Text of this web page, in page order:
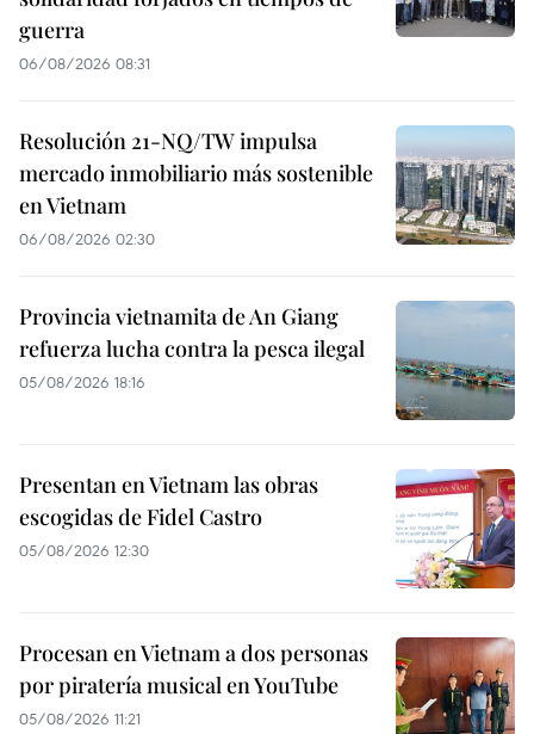
guerra
06/08/2026 08:31
Resolución 21-NQ/TW impulsa
mercado inmobiliario más sostenible
en Vietnam
06/08/2026 02:30
Provincia vietnamita de An Giang
refuerza lucha contra la pesca ilegal
05/08/2026 18:16
Presentan en Vietnam las obras
escogidas de Fidel Castro
05/08/2026 12:30
Procesan en Vietnam a dos personas
por piratería musical en YouTube
05/08/2026 11:21